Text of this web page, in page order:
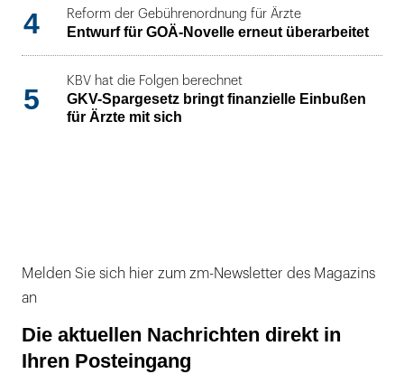
4 Reform der Gebührenordnung für Ärzte
Entwurf für GOÄ-Novelle erneut überarbeitet
5
KBV hat die Folgen berechnet
GKV-Spargesetz bringt finanzielle Einbußen
für Ärzte mit sich
Melden Sie sich hier zum zm-Newsletter des Magazins
an
Die aktuellen Nachrichten direkt in
Ihren Posteingang